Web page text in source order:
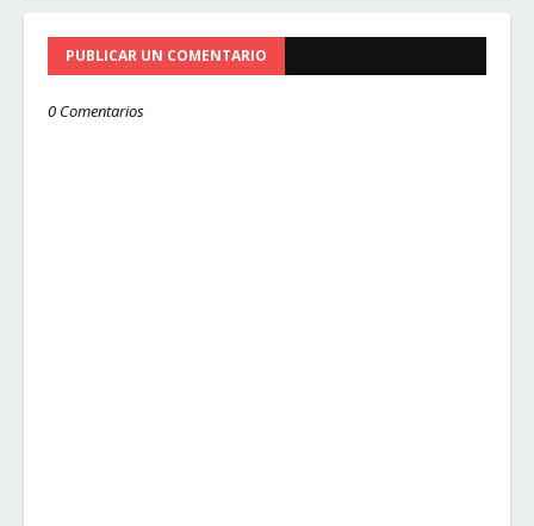
PUBLICAR UN COMENTARIO
0 Comentarios